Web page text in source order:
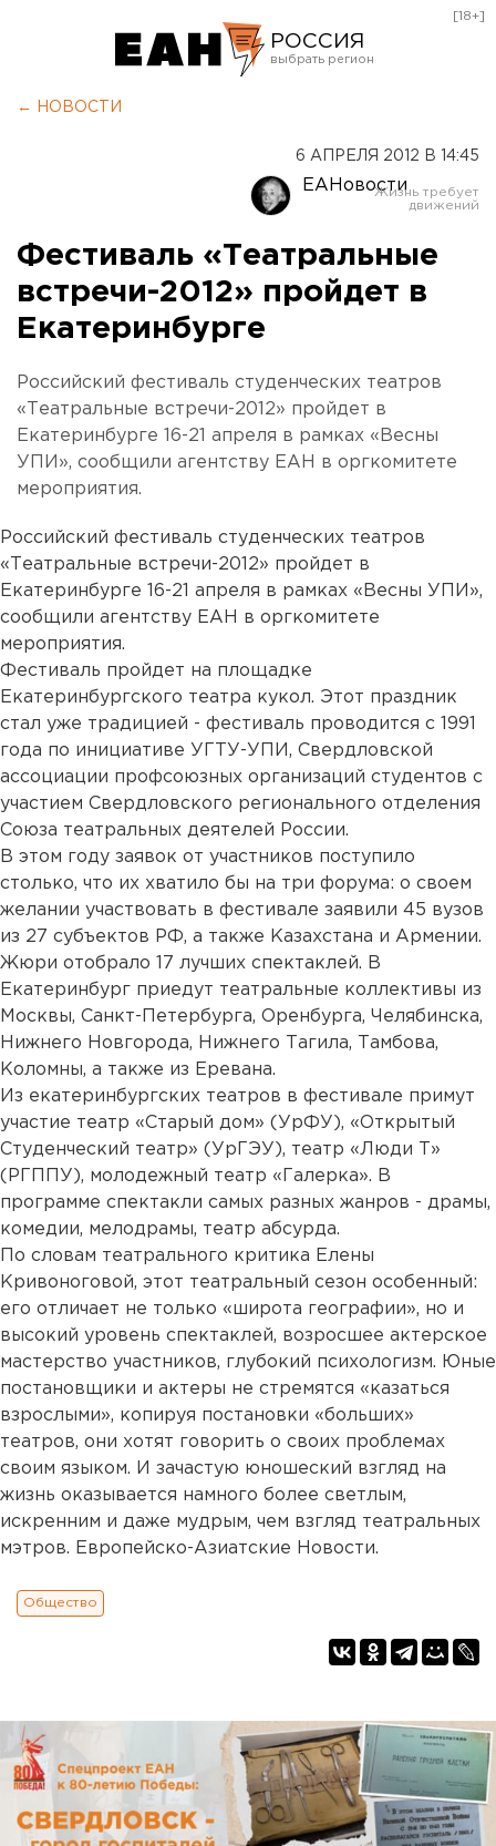
РОССИЯ
Оренбург
[18+]
← НОВОСТИ
6 АПРЕЛЯ 2012 В 14:45
ЕАНовости
Фестиваль «Театральные
встречи-2012» пройдет в
Екатеринбурге
Российский фестиваль студенческих театров
«Театральные встречи-2012» пройдет в
Екатеринбурге 16-21 апреля в рамках «Весны
УПИ», сообщили агентству ЕАН в оргкомитете
мероприятия.
Российский фестиваль студенческих театров
«Театральные встречи-2012» пройдет в
Екатеринбурге 16-21 апреля в рамках «Весны УПИ»,
сообщили агентству ЕАН в оргкомитете
мероприятия.
Фестиваль пройдет на площадке
Екатеринбургского театра кукол. Этот праздник
стал уже традицией - фестиваль проводится с 1991
года по инициативе УГТУ-УПИ, Свердловской
ассоциации профсоюзных организаций студентов с
участием Свердловского регионального отделения
Союза театральных деятелей России.
В этом году заявок от участников поступило
столько, что их хватило бы на три форума: о своем
желании участвовать в фестивале заявили 45 вузов
из 27 субъектов РФ, а также Казахстана и Армении.
Жюри отобрало 17 лучших спектаклей. В
Екатеринбург приедут театральные коллективы из
Москвы, Санкт-Петербурга, Оренбурга, Челябинска,
Нижнего Новгорода, Нижнего Тагила, Тамбова,
Коломны, а также из Еревана.
Из екатеринбургских театров в фестивале примут
участие театр «Старый дом» (УрФУ), «Открытый
Студенческий театр» (УрГЭУ), театр «Люди Т»
(РГППУ), молодежный театр «Галерка». В
программе спектакли самых разных жанров - драмы,
комедии, мелодрамы, театр абсурда.
По словам театрального критика Елены
Кривоноговой, этот театральный сезон особенный:
его отличает не только «широта географии», но и
высокий уровень спектаклей, возросшее актерское
мастерство участников, глубокий психологизм. Юные
постановщики и актеры не стремятся «казаться
взрослыми», копируя постановки «больших»
театров, они хотят говорить о своих проблемах
своим языком. И зачастую юношеский взгляд на
жизнь оказывается намного более светлым,
искренним и даже мудрым, чем взгляд театральных
мэтров. Европейско-Азиатские Новости.
Общество